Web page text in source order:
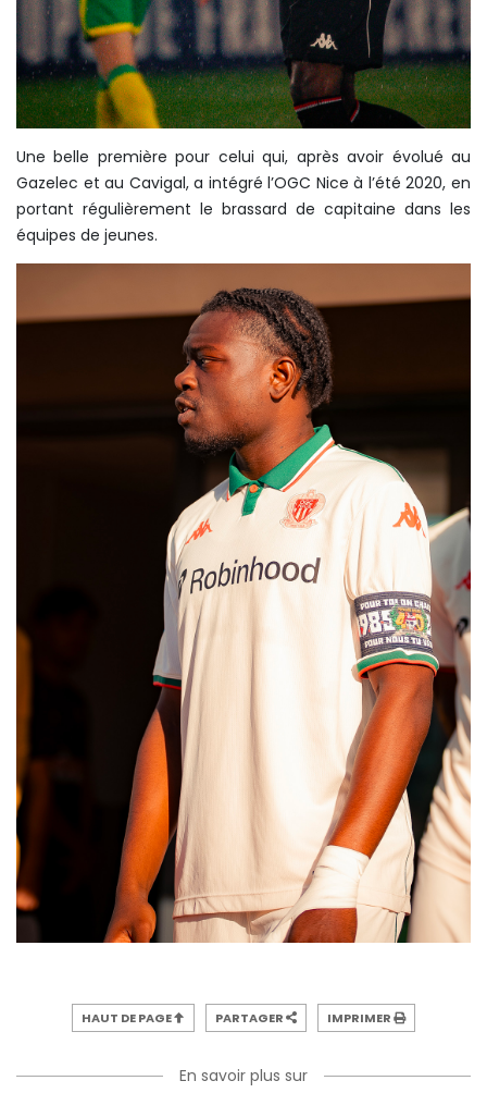
Une belle première pour celui qui, après avoir évolué au
Gazelec et au Cavigal, a intégré l’OGC Nice à l’été 2020, en
portant régulièrement le brassard de capitaine dans les
équipes de jeunes.
HAUT DE PAGE PARTAGER IMPRIMER
En savoir plus sur